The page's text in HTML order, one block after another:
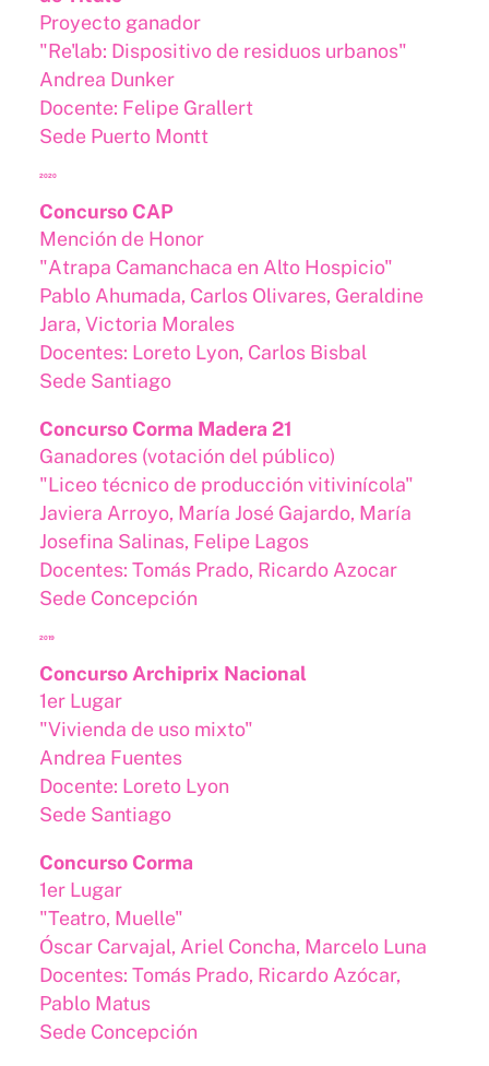
Proyecto ganador
"Re'lab: Dispositivo de residuos urbanos"
Andrea Dunker
Docente: Felipe Grallert
Sede Puerto Montt
2020
Concurso CAP
Mención de Honor
"Atrapa Camanchaca en Alto Hospicio"
Pablo Ahumada, Carlos Olivares, Geraldine
Jara, Victoria Morales
Docentes: Loreto Lyon, Carlos Bisbal
Sede Santiago
Concurso Corma Madera 21
Ganadores (votación del público)
"Liceo técnico de producción vitivinícola"
Javiera Arroyo, María José Gajardo, María
Josefina Salinas, Felipe Lagos
Docentes: Tomás Prado, Ricardo Azocar
Sede Concepción
2019
Concurso Archiprix Nacional
1er Lugar
"Vivienda de uso mixto"
Andrea Fuentes
Docente: Loreto Lyon
Sede Santiago
Concurso Corma
1er Lugar
"Teatro, Muelle"
Óscar Carvajal, Ariel Concha, Marcelo Luna
Docentes: Tomás Prado, Ricardo Azócar,
Pablo Matus
Sede Concepción